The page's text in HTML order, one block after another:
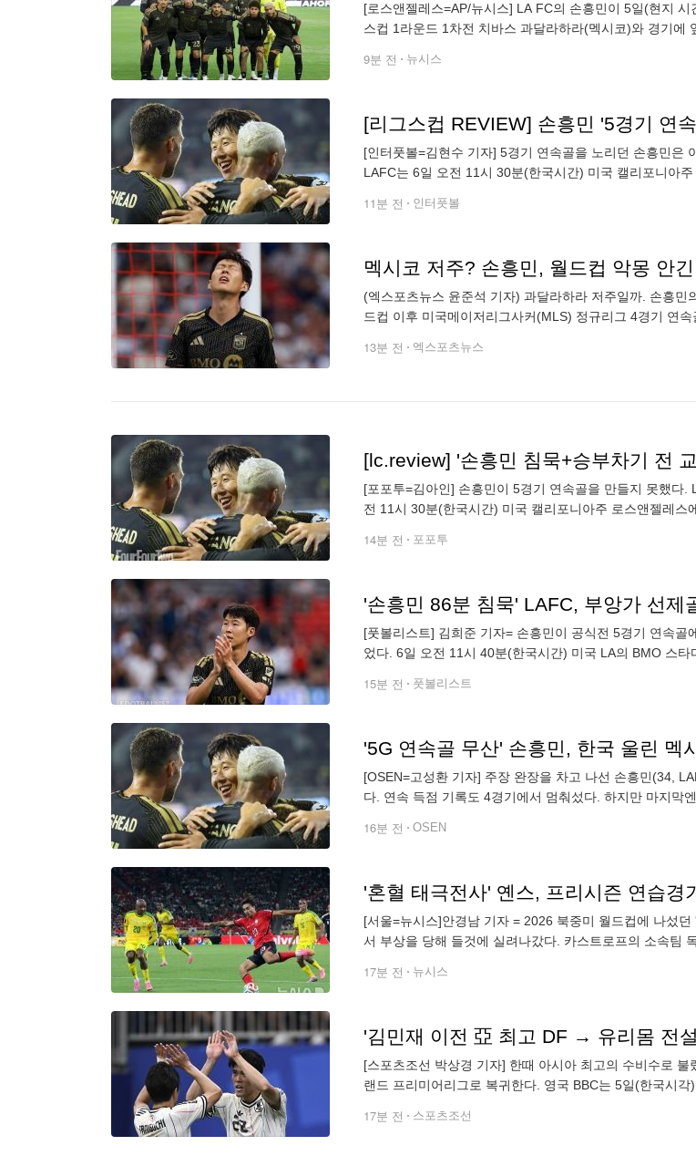
[로스앤젤레스=AP/뉴시스] LA FC의 손흥민이 5일(현지
스컵 1라운드 1차전 치바스 과달라하라(멕시코)와 경기에
9분 전 뉴시스
[인터풋볼=김현수 기자] 5경기 연속골을 노리던 손흥민은
LAFC는 6일 오전 11시 30분(한국시간) 미국 캘리포니아
11분 전 인터풋볼
(엑스포츠뉴스 윤준석 기자) 과달라하라 저주일까. 손흥
드컵 이후 미국메이저리그사커(MLS) 정규리그 4경기 연
13분 전 엑스포츠뉴스
[포포투=김아인] 손흥민이 5경기 연속골을 만들지 못했다
전 11시 30분(한국시간) 미국 캘리포니아주 로스앤젤레스
14분 전 포포투
[풋볼리스트] 김희준 기자= 손흥민이 공식전 5경기 연속
었다. 6일 오전 11시 40분(한국시간) 미국 LA의 BMO 스
15분 전 풋볼리스트
[OSEN=고성환 기자] 주장 완장을 차고 나선 손흥민(34,
다. 연속 득점 기록도 4경기에서 멈춰섰다. 하지만 마지막
16분 전 OSEN
'혼혈 태극전사' 옌스, 프리시즌 연습경
[서울=뉴시스]안경남 기자 = 2026 북중미 월드컵에 나섰
서 부상을 당해 들것에 실려나갔다. 카스트로프의 소속팀
17분 전 뉴시스
[스포츠조선 박상경 기자] 한때 아시아 최고의 수비수로
랜드 프리미어리그로 복귀한다. 영국 BBC는 5일(한국시
17분 전 스포츠조선